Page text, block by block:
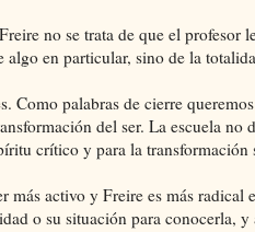
no se trata de que el profesor
en particular, sino de la
Como palabras de cierre
del ser. La escuela no
crítico y para la transformación
activo y Freire es más radical
o su situación para conocerla,